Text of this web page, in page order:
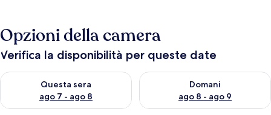
Opzioni della camera
Verifica la disponibilità per queste date
Questa sera
ago 7 - ago 8
Verifica la disponibilità per questa sera, ago 7 - ago 8
Domani
ago 8 - ago 9
Verifica la disponibilità per